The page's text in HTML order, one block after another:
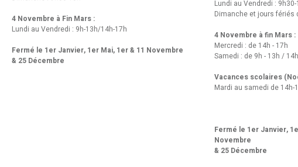
4 Novembre à Fin Mars :
Lundi au Vendredi : 9h-13h/14h-17h
Fermé le 1er Janvier, 1er Mai, 1er & 11 Novembre
& 25 Décembre
Lundi au Vendredi :
Dimanche et jours fériés
4 Novembre à fin Mars :
Mercredi : de 14h - 17h
Samedi : de 9h - 13h /
Vacances scolaires
Mardi au samedi de 14h-
Fermé le 1er Janvier,
Novembre
& 25 Décembre